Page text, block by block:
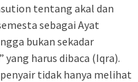
tentang akal dan
sebagai Ayat
bukan sekadar
harus dibaca (Iqra).
tidak hanya melihat